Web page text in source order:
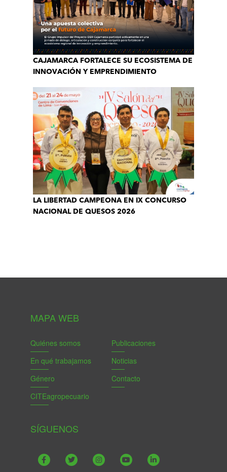
CAJAMARCA FORTALECE SU ECOSISTEMA DE
INNOVACIÓN Y EMPRENDIMIENTO
LA LIBERTAD CAMPEONA EN IX CONCURSO
NACIONAL DE QUESOS 2026
MAPA WEB
Quiénes somos
En qué trabajamos
Género
CITEagropecuario
Publicaciones
Noticias
Contacto
SÍGUENOS